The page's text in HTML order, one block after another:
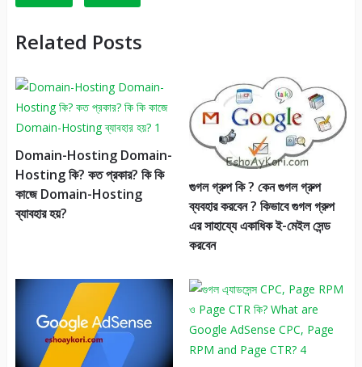
Related Posts
Domain-Hosting Domain-
Hosting কি? কত প্রকার? কি কি
কাজে Domain-Hosting
ব্যাবহার হয়?
গুগল গ্রুপ কি ? কেন গুগল গ্রুপ
ব্যবহার করবেন ? কিভাবে গুগল গ্রুপ
এর সাহায্যে একাধিক ই-মেইল সেন্ড
করবেন